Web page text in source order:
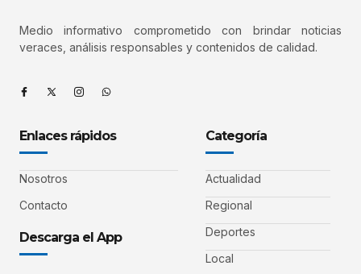
Medio informativo comprometido con brindar noticias
veraces, análisis responsables y contenidos de calidad.
Enlaces rápidos
Nosotros
Contacto
Descarga el App
Categoría
Actualidad
Regional
Deportes
Local